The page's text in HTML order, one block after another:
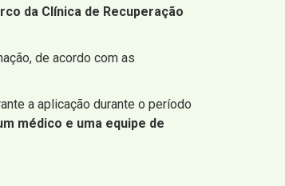
da Clínica de Recuperação
de acordo com as
a aplicação durante o período
médico e uma equipe de